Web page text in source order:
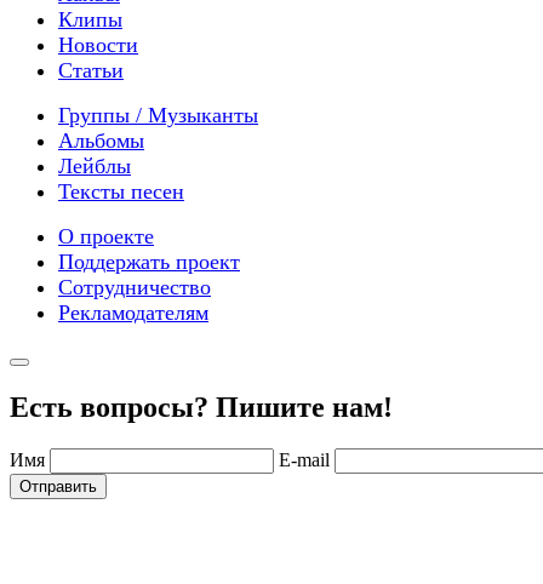
Клипы
Новости
Статьи
Группы / Музыканты
Альбомы
Лейблы
Тексты песен
О проекте
Поддержать проект
Сотрудничество
Рекламодателям
Есть вопросы? Пишите нам!
Имя E-mail